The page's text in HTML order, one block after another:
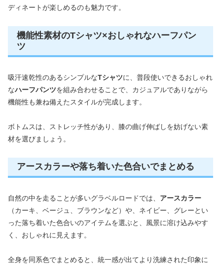
ディネートが楽しめるのも魅力です。
機能性素材のTシャツ×おしゃれなハーフパン
ツ
吸汗速乾性のあるシンプルなTシャツに、普段使いできるおしゃれ
なハーフパンツを組み合わせることで、カジュアルでありながら
機能性も兼ね備えたスタイルが完成します。
ボトムスは、ストレッチ性があり、膝の曲げ伸ばしを妨げない素
材を選びましょう。
アースカラーや落ち着いた色合いでまとめる
自然の中を走ることが多いグラベルロードでは、 アースカラー
（カーキ、ベージュ、ブラウンなど）や、ネイビー、グレーとい
った落ち着いた色合いのアイテムを選ぶと、風景に溶け込みやす
く、おしゃれに見えます。
全身を同系色でまとめると、統一感が出てより洗練された印象に